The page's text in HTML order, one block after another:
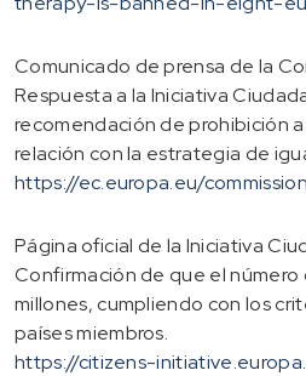
Comunicado de prensa de la
Respuesta a la Iniciativa
recomendación de prohibición
relación con la estrategia de
https://ec.europa.eu/
Página oficial de la Iniciativa
Confirmación de que el número
millones, cumpliendo con los
países miembros.
https://citizens-